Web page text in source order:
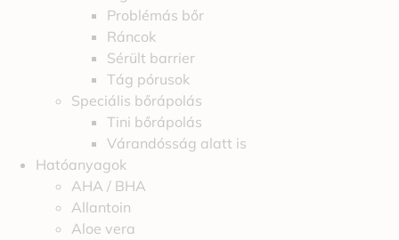
Problémás bőr
Ráncok
Sérült barrier
Tág pórusok
Speciális bőrápolás
Tini bőrápolás
Várandósság alatt is
Hatóanyagok
AHA / BHA
Allantoin
Aloe vera